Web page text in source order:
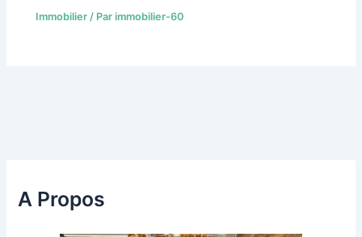
Immobilier / Parimmobilier-60
A Propos